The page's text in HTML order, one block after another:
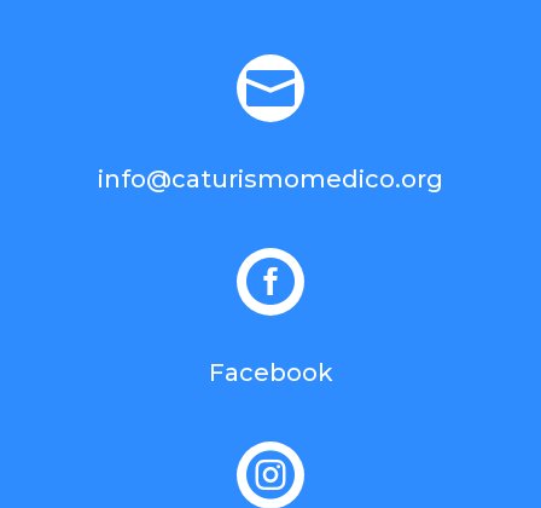

info@caturismomedico.org

Facebook
